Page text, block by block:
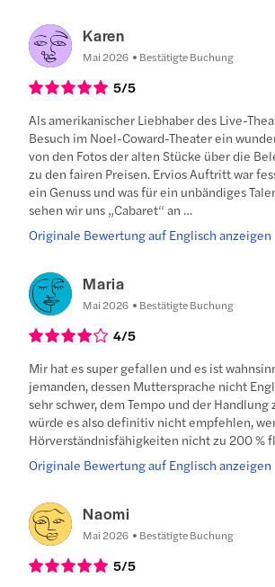
Karen
Mai 2026 Bestätigte Buchung
5/5
Als amerikanischer Liebhaber des Live-
Besuch im Noel-Coward-Theater ein
von den Fotos der alten Stücke über die
zu den fairen Preisen. Ervios Auftritt war
ein Genuss und was für ein unbändiges
sehen wir uns „Cabaret“ an …
Originale Bewertung auf Englisch anzeigen
Maria
Mai 2026 Bestätigte Buchung
4/5
Mir hat es super gefallen und es ist
jemanden, dessen Muttersprache nicht
sehr schwer, dem Tempo und der Handlung
würde es also definitiv nicht empfehlen,
Hörverständnisfähigkeiten nicht zu 200 %
Originale Bewertung auf Englisch anzeigen
Naomi
Mai 2026 Bestätigte Buchung
5/5